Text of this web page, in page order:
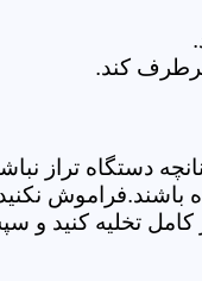
کند.
دستگاه تراز
باشند.فراموش
تخلیه کنید و